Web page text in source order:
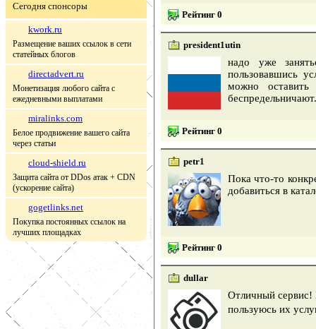
Сегодня спонсоры
kwork.ru
Размещение ваших ссылок в сети
статейных блогов
directadvert.ru
Монетизация любого сайта с
ежедневными выплатами
miralinks.com
Белое продвижение вашего сайта
через статьи
cloud-shield.ru
Защита сайта от DDos атак + CDN
(ускорение сайта)
gogetlinks.net
Покупка постоянных ссылок на
лучших площадках
Рейтинг 0
president1utin
надо уже
пользовавшись
можно
беспредельничают.
Рейтинг 0
petr1
Пока что-то
добавиться в
Рейтинг 0
dullar
Отличный
пользуюсь их